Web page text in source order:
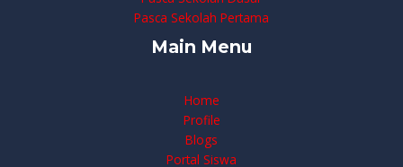
Pasca Sekolah Pertama
Main Menu
Home
Profile
Blogs
Portal Siswa